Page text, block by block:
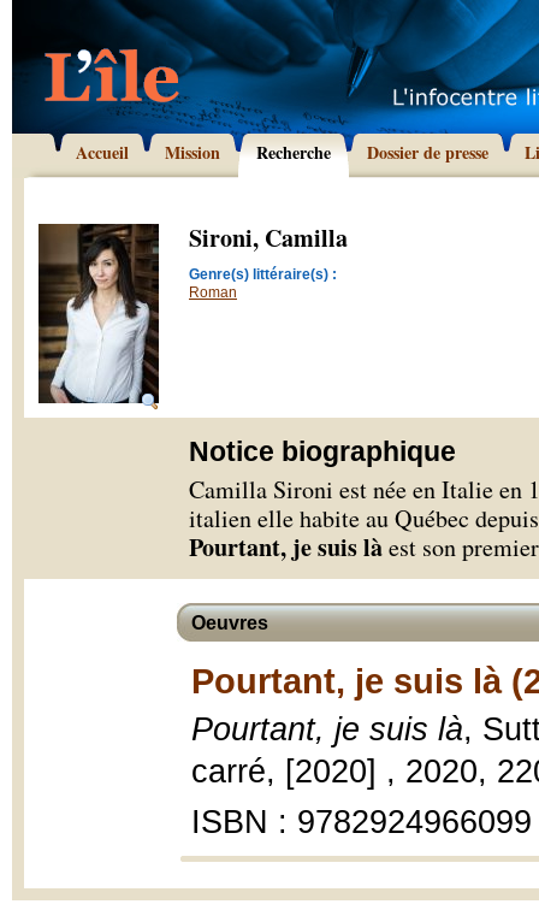
Accueil Mission Recherche Dossier de presse
Sironi, Camilla
Genre(s) littéraire(s) :
Roman
Notice biographique
Camilla Sironi est née en Italie en
italien elle habite au Québec
Pourtant, je suis làest son
Oeuvres
Pourtant, je suis là
Pourtant, je suis là,
carré, [2020] , 2020,
ISBN : 9782924966099